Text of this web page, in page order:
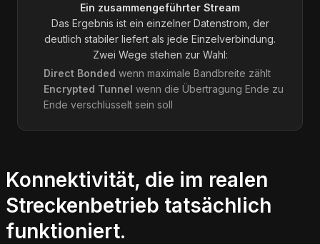
Ein zusammengeführter Stream
Das Ergebnis ist ein einzelner Datenstrom, der
deutlich stabiler liefert als jede Einzelverbindung.
Zwei Wege stehen zur Wahl:
Direct Bonded wenn maximale Bandbreite zählt
Encrypted Tunnel wenn die Übertragung Ende zu
Ende verschlüsselt sein soll
Konnektivität, die im realen
Streckenbetrieb tatsächlich
funktioniert.